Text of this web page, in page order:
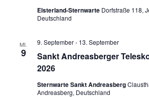
Elsterland-Sternwarte Dorfstraße 118,
Deutschland
MI.
9
Sankt Andreasberger
2026
9. September- 13. September
Sternwarte Sankt Andreasberg
Andreasberg, Deutschland